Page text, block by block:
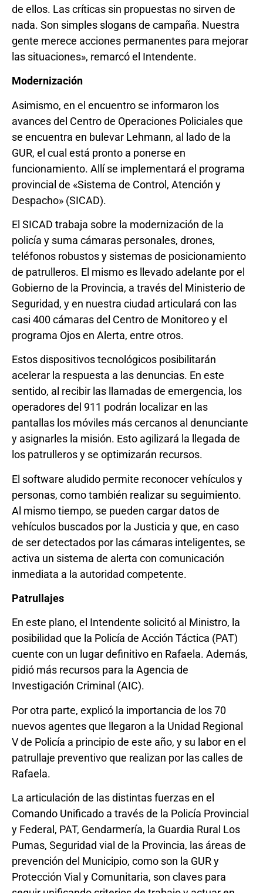
de ellos. Las críticas sin propuestas no sirven de
nada. Son simples slogans de campaña. Nuestra
gente merece acciones permanentes para mejorar
las situaciones», remarcó el Intendente.
Modernización
Asimismo, en el encuentro se informaron los
avances del Centro de Operaciones Policiales que
se encuentra en bulevar Lehmann, al lado de la
GUR, el cual está pronto a ponerse en
funcionamiento. Allí se implementará el programa
provincial de «Sistema de Control, Atención y
Despacho» (SICAD).
El SICAD trabaja sobre la modernización de la
policía y suma cámaras personales, drones,
teléfonos robustos y sistemas de posicionamiento
de patrulleros. El mismo es llevado adelante por el
Gobierno de la Provincia, a través del Ministerio de
Seguridad, y en nuestra ciudad articulará con las
casi 400 cámaras del Centro de Monitoreo y el
programa Ojos en Alerta, entre otros.
Estos dispositivos tecnológicos posibilitarán
acelerar la respuesta a las denuncias. En este
sentido, al recibir las llamadas de emergencia, los
operadores del 911 podrán localizar en las
pantallas los móviles más cercanos al denunciante
y asignarles la misión. Esto agilizará la llegada de
los patrulleros y se optimizarán recursos.
El software aludido permite reconocer vehículos y
personas, como también realizar su seguimiento.
Al mismo tiempo, se pueden cargar datos de
vehículos buscados por la Justicia y que, en caso
de ser detectados por las cámaras inteligentes, se
activa un sistema de alerta con comunicación
inmediata a la autoridad competente.
Patrullajes
En este plano, el Intendente solicitó al Ministro, la
posibilidad que la Policía de Acción Táctica (PAT)
cuente con un lugar definitivo en Rafaela. Además,
pidió más recursos para la Agencia de
Investigación Criminal (AIC).
Por otra parte, explicó la importancia de los 70
nuevos agentes que llegaron a la Unidad Regional
V de Policía a principio de este año, y su labor en el
patrullaje preventivo que realizan por las calles de
Rafaela.
La articulación de las distintas fuerzas en el
Comando Unificado a través de la Policía Provincial
y Federal, PAT, Gendarmería, la Guardia Rural Los
Pumas, Seguridad vial de la Provincia, las áreas de
prevención del Municipio, como son la GUR y
Protección Vial y Comunitaria, son claves para